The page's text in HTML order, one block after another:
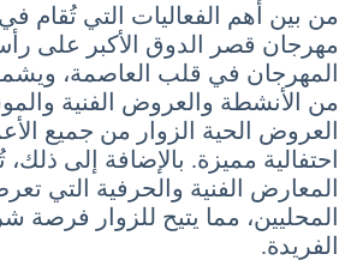
من بين أهم الفعاليات التي تُقام
مهرجان قصر الدوق الأكبر على
المهرجان في قلب العاصمة،
من الأنشطة والعروض الفنية
العروض الحية الزوار من جميع
احتفالية مميزة. بالإضافة إلى
المعارض الفنية والحرفية التي
المحليين، مما يتيح للزوار فرصة
الفريدة.